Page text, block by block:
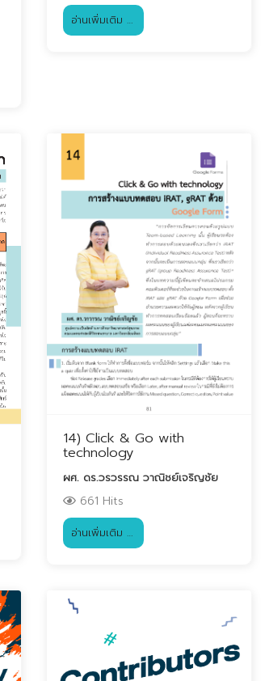
อ่านเพิ่มเติม …
14) Click & Go with
technology
ผศ. ดร.วรวรรณ วาณิชย์เจริญชัย
661 Hits
อ่านเพิ่มเติม …